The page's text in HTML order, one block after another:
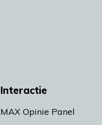
Interactie
MAX Opinie Panel